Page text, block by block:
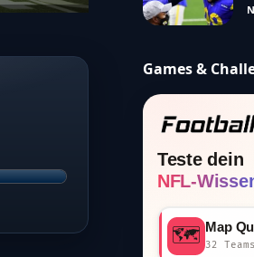
Games &
Teste dein
NFL-
🗺️ Map